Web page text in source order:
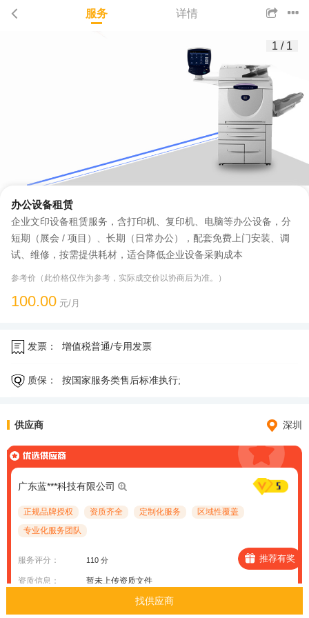
服务 详情
1 / 1
办公设备租赁
企业文印设备租赁服务，含打印机、复印机、电脑等办公设备，分
短期（展会 / 项目）、长期（日常办公），配套免费上门安装、调
试、维修，按需提供耗材，适合降低企业设备采购成本
参考价（此价格仅作为参考，实际成交价以协商后为准。）
100.00 元/月
发票： 增值税普通/专用发票
质保： 按国家服务类售后标准执行;
供应商 深圳
广东蓝***科技有限公司
正规品牌授权 资质齐全 定制化服务
区域性覆盖
专业化服务团队
服务评分： 110 分
资质信息： 暂未上传资质文件
暂未上传案例项目
推荐有奖
找供应商